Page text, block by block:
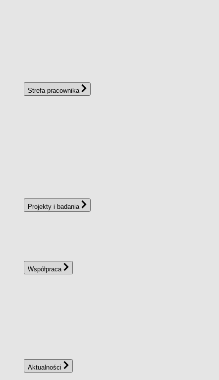
Strefa pracownika
Projekty i badania
Współpraca
Aktualności